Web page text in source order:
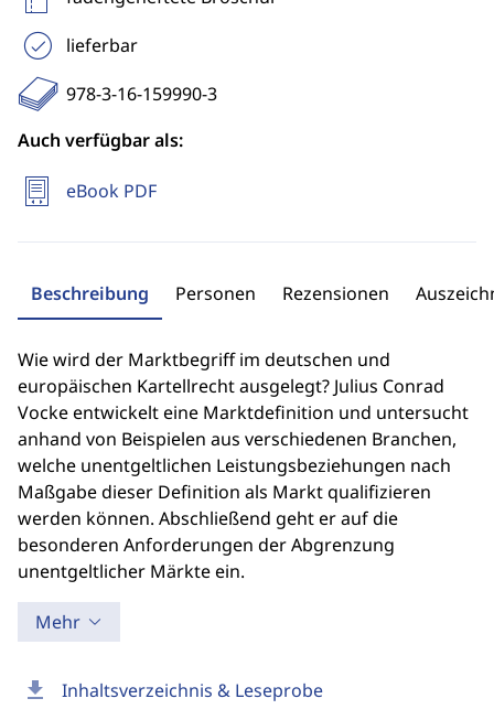
download Inhaltsverzeichnis & Leseprobe
lieferbar
978-3-16-159990-3
Auch verfügbar als:
eBook PDF
Beschreibung Personen Rezensionen
Wie wird der Marktbegriff im deutschen und
europäischen Kartellrecht ausgelegt? Julius Conrad
Vocke entwickelt eine Marktdefinition und untersucht
anhand von Beispielen aus verschiedenen Branchen,
welche unentgeltlichen Leistungsbeziehungen nach
Maßgabe dieser Definition als Markt qualifizieren
werden können. Abschließend geht er auf die
besonderen Anforderungen der Abgrenzung
unentgeltlicher Märkte ein.
Mehr